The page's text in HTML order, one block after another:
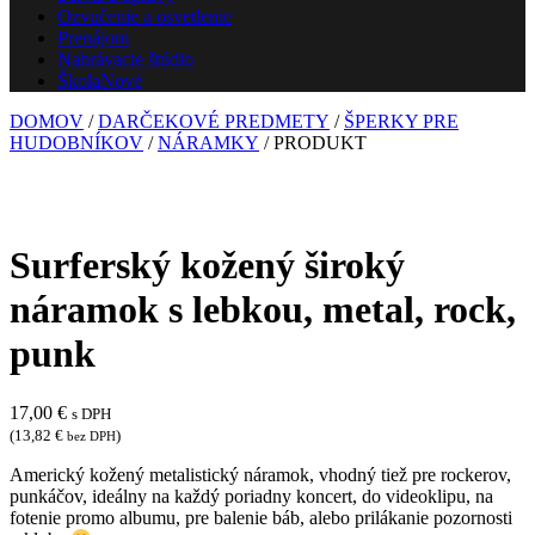
Ozvučenie a osvetlenie
Prenájom
Nahrávacie štúdio
ŠkolaNové
DOMOV /DARČEKOVÉ PREDMETY / ŠPERKY PRE
HUDOBNÍKOV /NÁRAMKY / PRODUKT
Surferský kožený široký
náramok s lebkou, metal, rock,
punk
17,00 € s DPH
(13,82 € bez DPH)
Americký kožený metalistický náramok, vhodný tiež pre rockerov,
punkáčov, ideálny na každý poriadny koncert, do videoklipu, na
fotenie promo albumu, pre balenie báb, alebo prilákanie pozornosti